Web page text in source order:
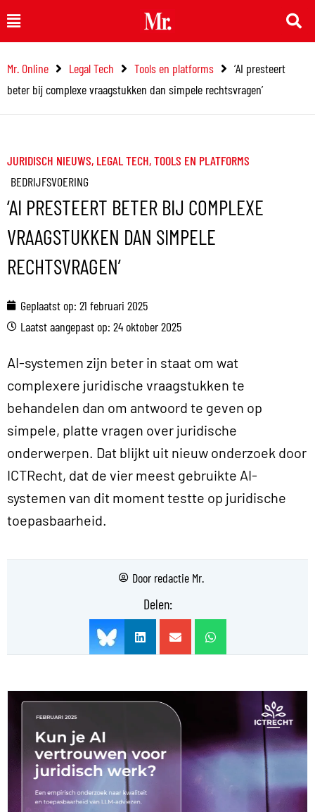
naar
inhoud
Main
Menu
Mr. Online Legal Tech Tools en platforms
‘AI presteert
beter bij complexe vraagstukken dan simpele rechtsvragen’
JURIDISCH NIEUWS, LEGAL TECH,TOOLS EN PLATFORMS
BEDRIJFSVOERING
‘AI PRESTEERT BETER BIJ COMPLEXE
VRAAGSTUKKEN DAN SIMPELE
RECHTSVRAGEN’
Geplaatst op: 21 februari 2025
Laatst aangepast op: 24 oktober 2025
AI-systemen zijn beter in staat om wat
complexere juridische vraagstukken te
behandelen dan om antwoord te geven op
simpele, platte vragen over juridische
onderwerpen. Dat blijkt uit nieuw onderzoek door
ICTRecht, dat de vier meest gebruikte AI-
systemen van dit moment testte op juridische
toepasbaarheid.
Door redactie Mr.
Delen: